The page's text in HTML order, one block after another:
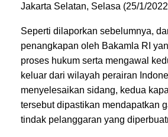
Jakarta Selatan, Selasa (25/1/
Seperti dilaporkan sebelumnya,
penangkapan oleh Bakamla RI
proses hukum serta mengawal
keluar dari wilayah perairan
menyelesaikan sidang, kedua
tersebut dipastikan mendapatkan
tindak pelanggaran yang